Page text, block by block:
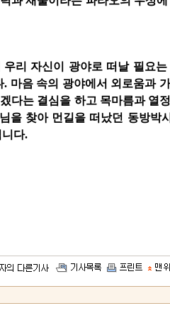
리 자신이 광야로 떠날 필요는
마음 속의 광야에서 외로움과
다는 결심을 하고 목마름과 열
을 찾아 먼길을 떠났던 동방박
다.